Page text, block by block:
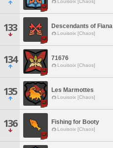
Louisoix [Chaos]
133 Descendants of Fiana
Louisoix [Chaos]
134 71676
Louisoix [Chaos]
135 Les Marmottes
Louisoix [Chaos]
136 Fishing for Booty
Louisoix [Chaos]